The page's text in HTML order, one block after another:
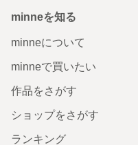
minneを知る
minneについて
minneで買いたい
作品をさがす
ショップをさがす
ランキング